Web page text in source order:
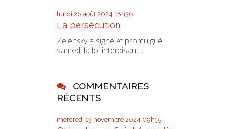
lundi 26 août 2024 18h36
La persécution
Zelensky a signé et promulgué
samedi la loi interdisant...
COMMENTAIRES
RÉCENTS
mercredi 13 novembre 2024 09h35